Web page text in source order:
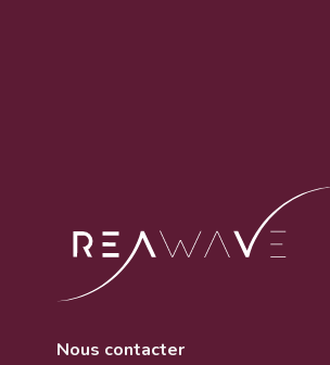
Nous contacter